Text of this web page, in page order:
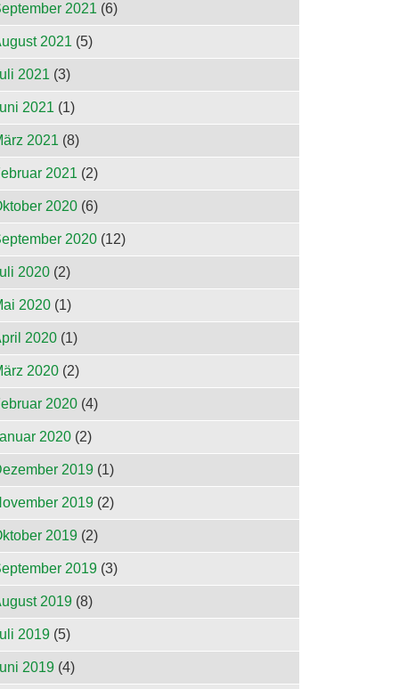
2021 (6)
2021 (5)
2021 (3)
2021 (1)
2021 (8)
2021 (2)
2020 (6)
2020 (12)
2020 (2)
2020 (1)
2020 (1)
2020 (2)
2020 (4)
2020 (2)
2019 (1)
2019 (2)
2019 (2)
2019 (3)
2019 (8)
2019 (5)
2019 (4)